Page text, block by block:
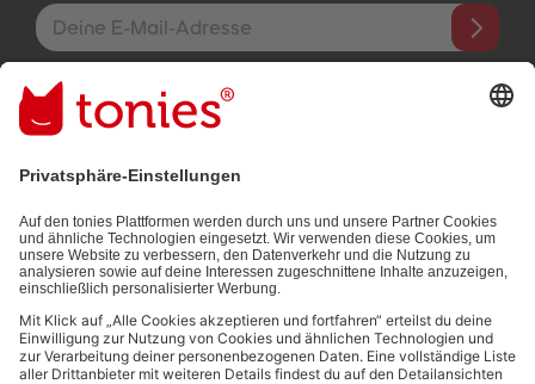
E-Mail-Addresse
Mit dem Absenden abonnierst du unseren E-Mail-Newsletter, der
auf den von dir bereitgestellten Informationen (z.B. Account-
informationen) und den von dir zu Werbezwecken bereitgestellten
Datenschutzbestimmungen.
Bezahlmethoden: